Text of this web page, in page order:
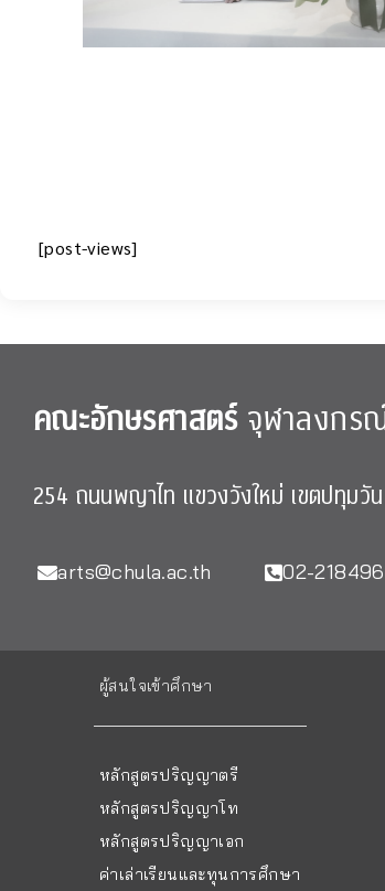
[post-views]
คณะอักษรศาสตร์จุฬาลงกร
254 ถนนพญาไท แขวงวังใหม่ เขตปทุมวั
arts@chula.ac.th 02-
ผู้สนใจเข้าศึกษา
หลักสูตรปริญญาตรี
หลักสูตรปริญญาโท
หลักสูตรปริญญาเอก
ค่าเล่าเรียนและทุนการศึกษา